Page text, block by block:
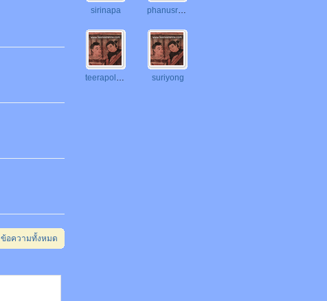
ข้อความทั้งหมด
sirinapa phanusron4/6
teerapol406 suriyong